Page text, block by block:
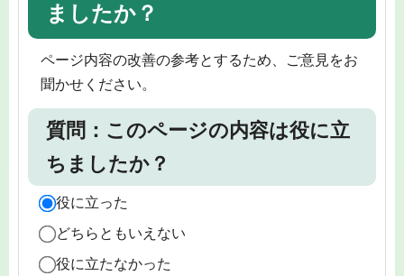
ましたか？
ページ内容の改善の参考とするため、ご意見をお
聞かせください。
質問：このページの内容は役に立
ちましたか？
役に立った
どちらともいえない
役に立たなかった